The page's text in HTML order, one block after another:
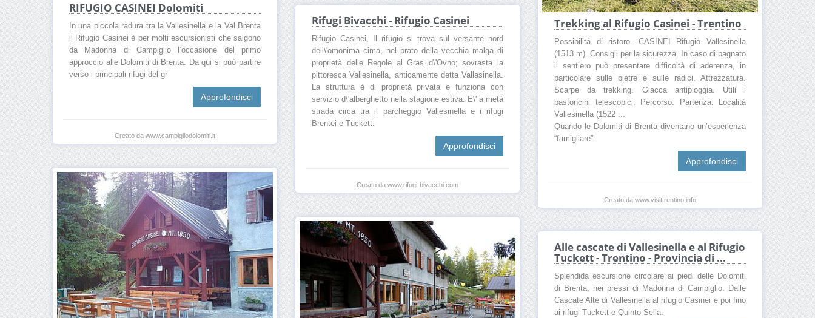
Trekking al Rifugio Casinei - Trentino
Possibilitá di ristoro. CASINEI Rifugio Vallesinella
(1513 m). Consigli per la sicurezza. In caso di bagnato
il sentiero può presentare difficoltà di aderenza, in
particolare sulle pietre e sulle radici. Attrezzatura.
Scarpe da trekking. Giacca antipioggia. Utili i
bastoncini telescopici. Percorso. Partenza. Località
Vallesinella (1522 ...
Quando le Dolomiti di Brenta diventano un’esperienza
“famigliare”.
Approfondisci
Creato da www.visittrentino.info
RIFUGIO CASINEI Dolomiti
In una piccola radura tra la Vallesinella e la Val Brenta
il Rifugio Casinei è per molti escursionisti che salgono
da Madonna di Campiglio l’occasione del primo
approccio alle Dolomiti di Brenta. Da qui si può partire
verso i principali rifugi del gr
Approfondisci
Creato da www.campigliodolomiti.it
Rifugi Bivacchi - Rifugio Casinei
Rifugio Casinei, Il rifugio si trova sul versante nord
dell\'omonima cima, nel prato della vecchia malga di
proprietà delle Regole al Gras d\'Ovno; sovrasta la
pittoresca Vallesinella, anticamente detta Vallasinella.
La struttura è di proprietà privata e funziona con
servizio d\'alberghetto nella stagione estiva. E\' a metà
strada circa tra il parcheggio Vallesinella e i rifugi
Brentei e Tuckett.
Approfondisci
Creato da www.rifugi-bivacchi.com
Alle cascate di Vallesinella e al Rifugio
Tuckett - Trentino - Provincia di ...
Splendida escursione circolare ai piedi delle Dolomiti
di Brenta, nei pressi di Madonna di Campiglio. Dalle
Cascate Alte di Vallesinella al rifugio Casinei e poi fino
ai rifugi Tuckett e Quinto Sella.